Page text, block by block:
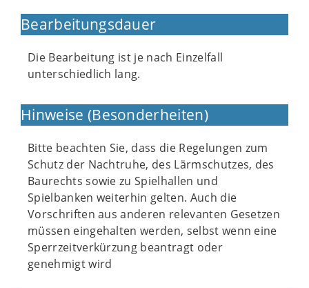
Bearbeitungsdauer
Die Bearbeitung ist je nach Einzelfall
unterschiedlich lang.
Hinweise (Besonderheiten)
Bitte beachten Sie, dass die Regelungen zum
Schutz der Nachtruhe, des Lärmschutzes, des
Baurechts sowie zu Spielhallen und
Spielbanken weiterhin gelten. Auch die
Vorschriften aus anderen relevanten Gesetzen
müssen eingehalten werden, selbst wenn eine
Sperrzeitverkürzung beantragt oder
genehmigt wird